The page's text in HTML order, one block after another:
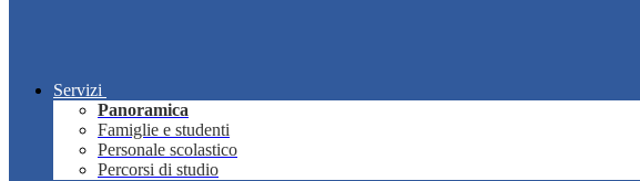
Servizi
Panoramica
Famiglie e studenti
Personale scolastico
Percorsi di studio